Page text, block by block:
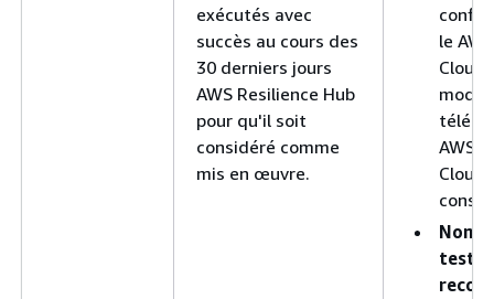
exécutés avec
succès au cours des
30 derniers jours
AWS Resilience Hub
pour qu'il soit
considéré comme
mis en œuvre.
le AWS
AWS
tests